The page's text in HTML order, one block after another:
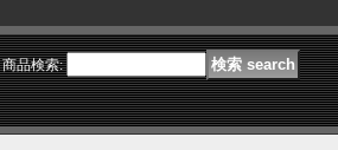
商品検索: